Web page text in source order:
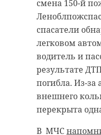
смена 150-й
спасатели
легковом
водитель и
результате
погибла. Из-за
внешнего
перекрыта
В МЧС
но и
минимизации
и оказывали
жителям.
За сутки
также
последствия
работах были
четыре
комфортного
Подробности
раскрываются.
Вторая
внешний облик
в Ивангороде
крыши,